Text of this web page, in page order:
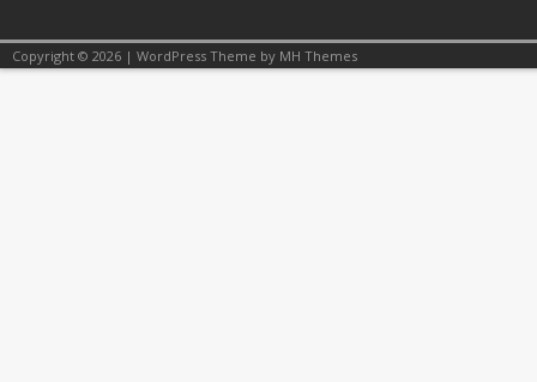
Copyright © 2026 | WordPress Theme by MH Themes